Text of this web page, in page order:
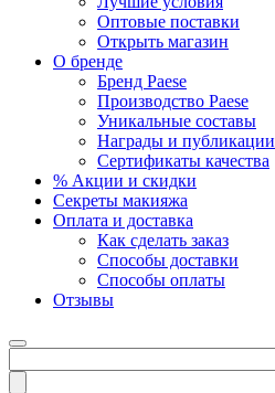
Оптовые поставки
Открыть магазин
О бренде
Бренд Paese
Производство Paese
Уникальные составы
Награды и публикации
Сертификаты качества
% Акции и скидки
Секреты макияжа
Оплата и доставка
Как сделать заказ
Способы доставки
Способы оплаты
Отзывы